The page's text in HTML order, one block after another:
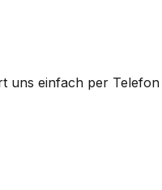
uns einfach per Telefon